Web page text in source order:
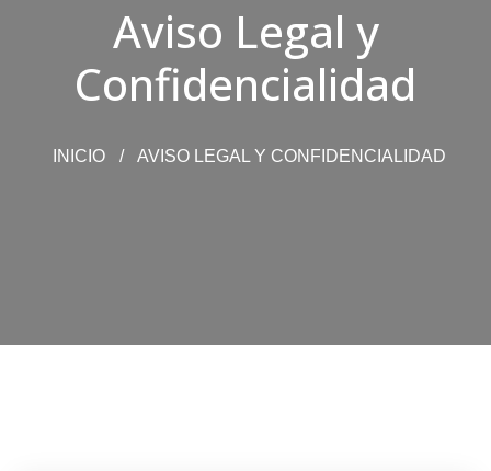
Aviso Legal y
Confidencialidad
INICIO AVISO LEGAL Y CONFIDENCIALIDAD